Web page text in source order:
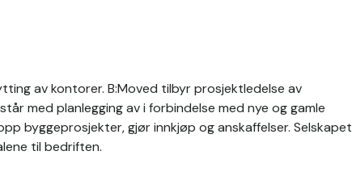
av kontorer. B:Moved tilbyr prosjektledelse av
med planlegging av i forbindelse med nye og gamle
byggeprosjekter, gjør innkjøp og anskaffelser. Selskapet
til bedriften.